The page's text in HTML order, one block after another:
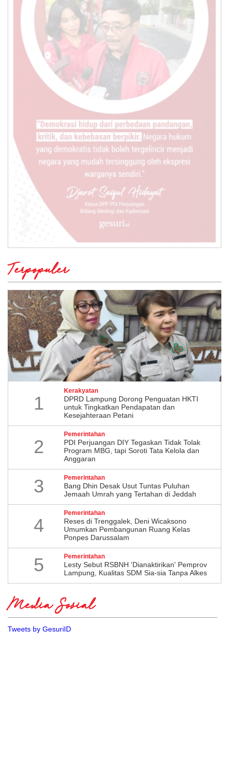
Terpopuler
1
Kerakyatan
DPRD Lampung Dorong Penguatan HKTI
untuk Tingkatkan Pendapatan dan
Kesejahteraan Petani
2
Pemerintahan
PDI Perjuangan DIY Tegaskan Tidak Tolak
Program MBG, tapi Soroti Tata Kelola dan
Anggaran
3 Pemerintahan
Bang Dhin Desak Usut Tuntas Puluhan
Jemaah Umrah yang Tertahan di Jeddah
4
Pemerintahan
​Reses di Trenggalek, Deni Wicaksono
Umumkan Pembangunan Ruang Kelas
Ponpes Darussalam
5 Pemerintahan
Lesty Sebut RSBNH 'Dianaktirikan' Pemprov
Lampung, Kualitas SDM Sia-sia Tanpa Alkes
Media Sosial
Tweets by GesuriID